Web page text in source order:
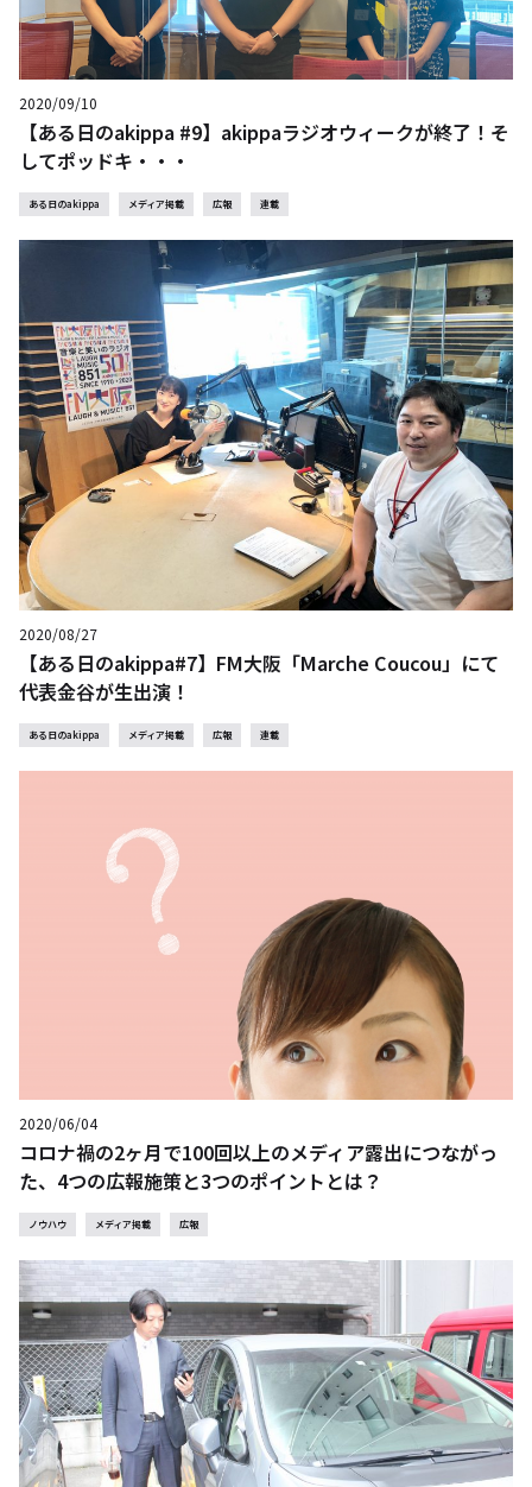
2020/09/10
【ある日のakippa #9】akippaラジオウィークが終了！そ
してポッドキ・・・
ある日のakippa メディア掲載 広報 連載
2020/08/27
【ある日のakippa#7】FM大阪「Marche Coucou」にて
代表金谷が生出演！
ある日のakippa メディア掲載 広報 連載
2020/06/04
コロナ禍の2ヶ月で100回以上のメディア露出につながっ
た、4つの広報施策と3つのポイントとは？
ノウハウ メディア掲載 広報